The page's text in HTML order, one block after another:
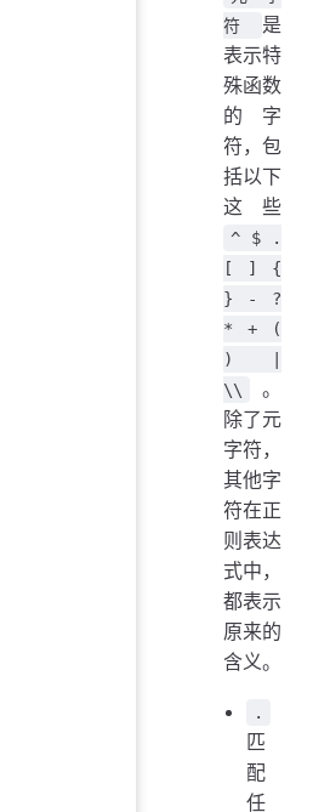
符
是
表示特
殊函数
的字
符，包
括以下
这些
^ $ .
[ ] {
} - ?
* + (
) |
\\
。
除了元
字符，
其他字
符在正
则表达
式中，
都表示
原来的
含义。
.
匹
配
任